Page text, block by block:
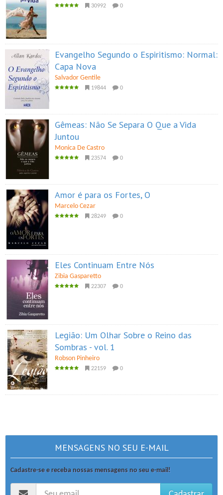
30992 0
Evangelho Segundo o Espiritismo: Normal:
Capa Nova
Salvador Gentile
19844 0
Gêmeas: Não Se Separa O Que a Vida
Juntou
Monica De Castro
23574 0
Amor é para os Fortes, O
Marcelo Cezar
28249 0
Eles Continuam Entre Nós
Zibia Gasparetto
22307 0
Legião: Um Olhar Sobre o Reino das
Sombras - vol. 1
Robson Pinheiro
22159 0
MENSAGENS NO SEU E-MAIL
Cadastre-se e receba nossas mensagens no seu e-mail!